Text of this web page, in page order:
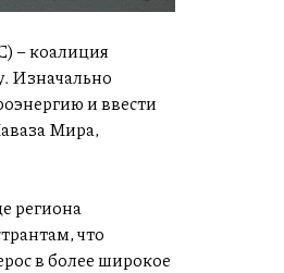
– коалиция
Изначально
и ввести
Мира,
региона
что
в более широкое